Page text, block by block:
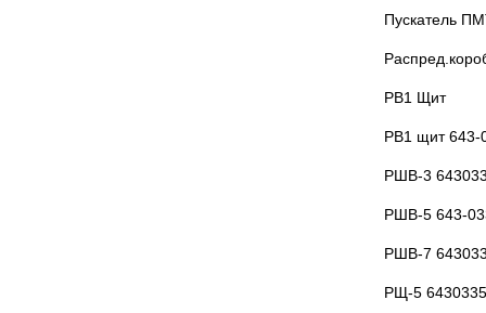
Пускатель
РВ1 Щит
РВ1 щит 643-
РШВ-3
РШВ-5 643-
РШВ-7
РЩ-5